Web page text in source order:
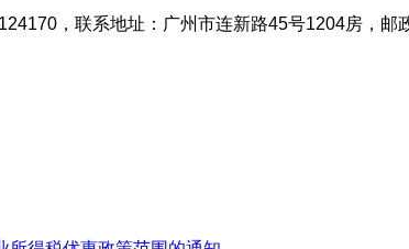
，联系地址：广州市连新路45号1204房，邮